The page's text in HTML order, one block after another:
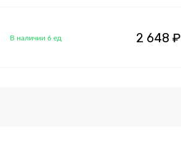
В наличии 6 ед 2 648 ₽